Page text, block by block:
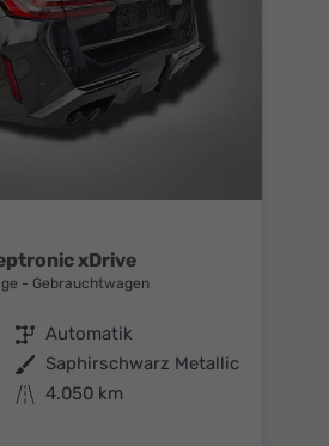
xDrive
Gebrauchtwagen
Getriebe Automatik
Außenfarbe Saphirschwarz Metallic
Kilometerstand 4.050 km